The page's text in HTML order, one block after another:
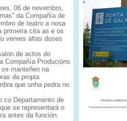
06 de novembro,
da Compañía de
de teatro a nosa
primeira cita as e os
venres altas doses
de actos do
Compañía Producións
manteñen na
da propia
que unha pedra no
co Departamento de
se representará o
antes da función.